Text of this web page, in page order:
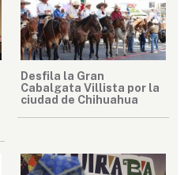
Desfila la Gran
Cabalgata Villista por la
ciudad de Chihuahua